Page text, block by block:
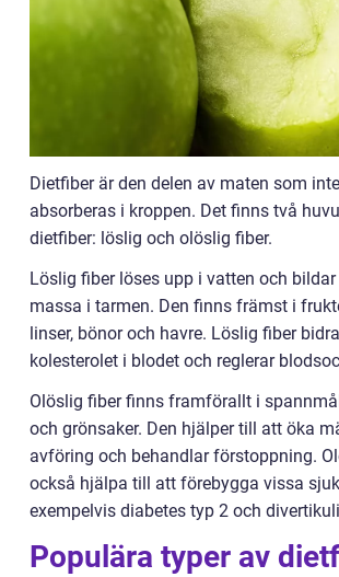
Dietfiber är den delen av maten som
absorberas i kroppen. Det finns två
dietfiber: löslig och olöslig fiber.
Löslig fiber löses upp i vatten och
massa i tarmen. Den finns främst i
linser, bönor och havre. Löslig fiber
kolesterolet i blodet och reglerar
Olöslig fiber finns framförallt i
och grönsaker. Den hjälper till att öka
avföring och behandlar förstoppning.
också hjälpa till att förebygga vissa
exempelvis diabetes typ 2 och
Populära typer av